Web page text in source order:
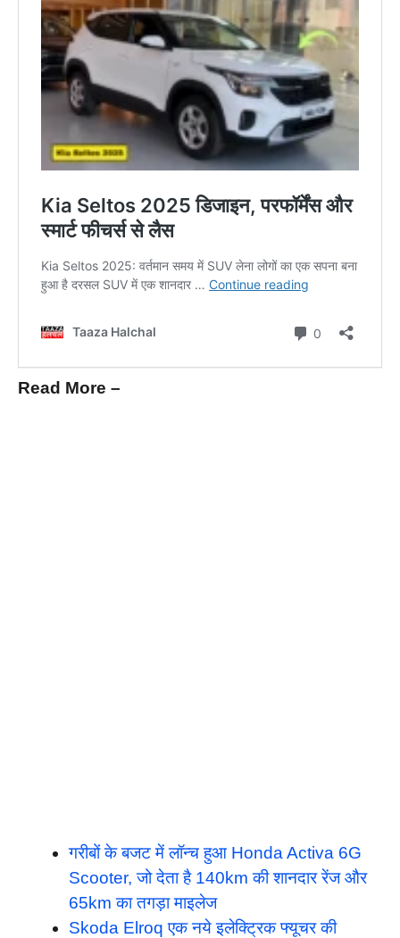
Read More –
गरीबों के बजट में लॉन्च हुआ Honda Activa 6G
Scooter, जो देता है 140km की शानदार रेंज और
65km का तगड़ा माइलेज
Skoda Elroq एक नये इलेक्ट्रिक फ्यूचर की